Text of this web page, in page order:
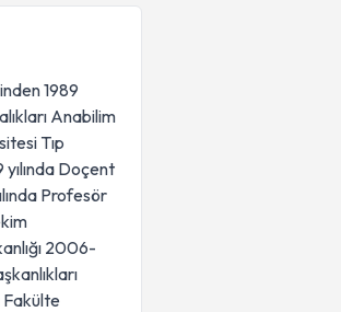
1989
Anabilim
Tıp
Doçent
Profesör
2006-
Fakülte